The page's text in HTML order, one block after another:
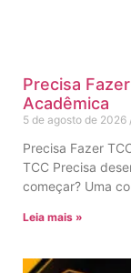
Precisa
Acadêmica
5 de agosto de 2026
Precisa Fazer
TCC Precisa
começar? Uma
Leia mais »